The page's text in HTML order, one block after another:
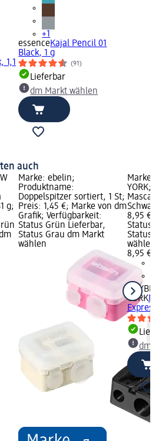
1,1
+1
essenceKajal Pencil 01
Black, 1 g
(91)
Lieferbar
dm Markt wählen
auch
g;
Marke: ebelin;
Produktname:
Doppelspitzer sortiert, 1 St;
Preis: 1,45 €; Marke von dm
Grafik; Verfügbarkeit:
Status Grün Lieferbar,
Status Grau dm Markt
wählen
Marke:
YORK;
8,95 €;
Status
Status
wählen
8,95 €
YORK
Express
dm